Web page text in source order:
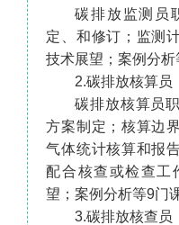
碳排放监测员
定、和修订；监测
技术展望；案例分析
2.碳排放核算员
碳排放核算员
方案制定；核算边
气体统计核算和报
配合核查或检查工
望；案例分析等9门
3.碳排放核查员